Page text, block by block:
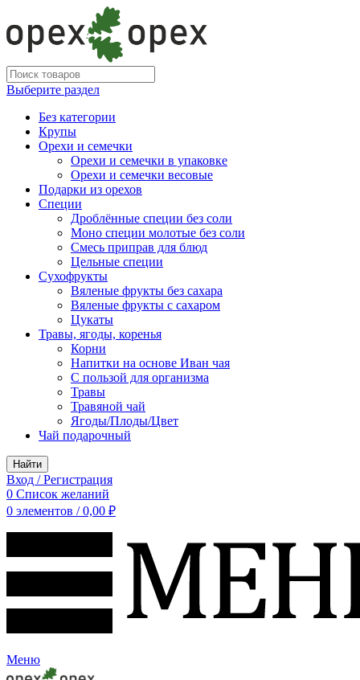
Выберите раздел
Без категории
Крупы
Орехи и семечки
Орехи и семечки в упаковке
Орехи и семечки весовые
Подарки из орехов
Специи
Дроблённые специи без соли
Моно специи молотые без соли
Смесь приправ для блюд
Цельные специи
Сухофрукты
Вяленые фрукты без сахара
Вяленые фрукты с сахаром
Цукаты
Травы, ягоды, коренья
Корни
Напитки на основе Иван чая
С пользой для организма
Травы
Травяной чай
Ягоды/Плоды/Цвет
Чай подарочный
Найти
Вход / Регистрация
0 Список желаний
0 элементов / 0,00 ₽
Меню